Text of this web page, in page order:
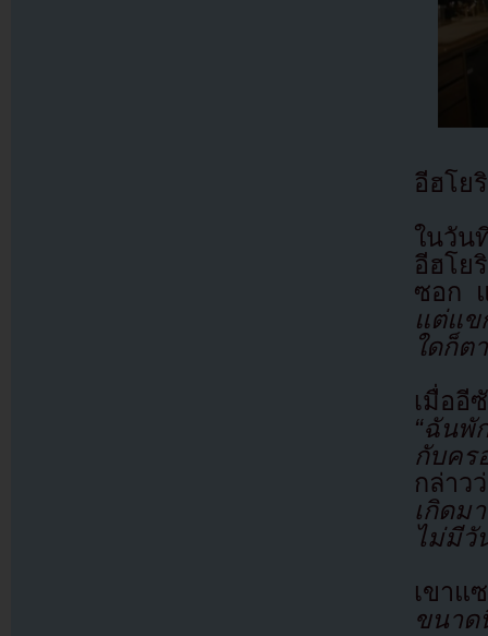
อีฮโย
ในวัน
อีฮโย
ซอก
แต่แข
ใดก็ต
เมื่ออี
“ฉันพั
กับคร
กล่าว
เกิดม
ไม่มีวั
เขา
ขนาด